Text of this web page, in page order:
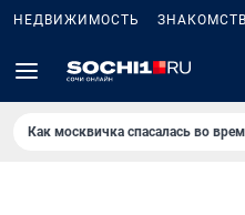
НЕДВИЖИМОСТЬ
Как москвичка спасалась во